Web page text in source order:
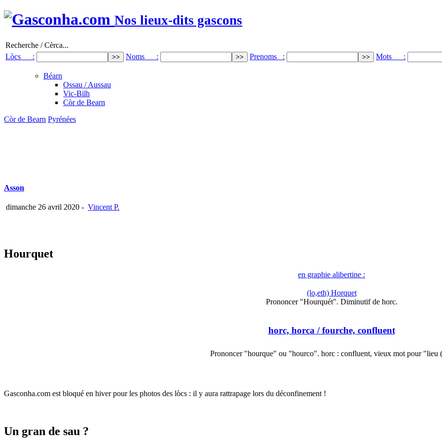
Nos lieux-dits gascons
Recherche / Cèrca...
Lòcs :
Noms : Prenoms : Mots :
Béarn
Ossau / Aussau
Vic-Bilh
Còr de Bearn
Còr de Bearn Pyrénées
Asson
dimanche 26 avril 2020 - Vincent P.
Hourquet
en graphie alibertine :
(lo,eth) Horquet
Prononcer "Hourquét". Diminutif de horc.
horc, horca / fourche, confluent
Prononcer "hourque" ou "hourco". horc : confluent, vieux mot pour
Gasconha.com est bloqué en hiver pour les photos des lòcs : il y aura rattrapage lors du déconfinement !
Un gran de sau ?